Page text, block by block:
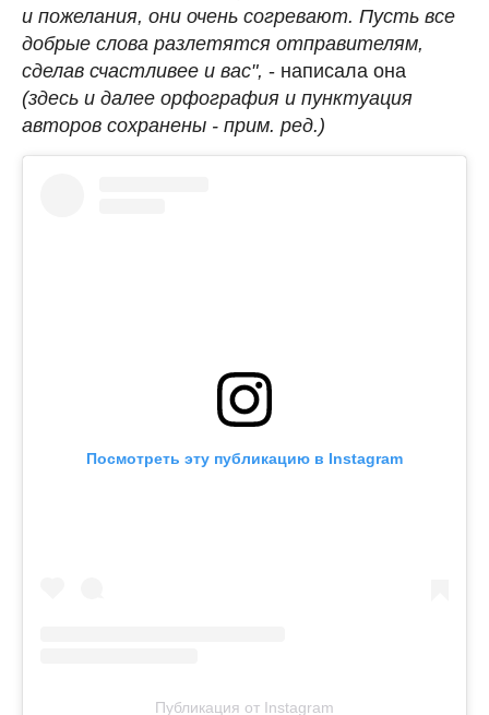
и пожелания, они очень согревают. Пусть все
добрые слова разлетятся отправителям,
сделав счастливее и вас", - написала она
(здесь и далее орфография и пунктуация
авторов сохранены - прим. ред.)
Посмотреть эту публикацию в Instagram
Публикация от Instagram